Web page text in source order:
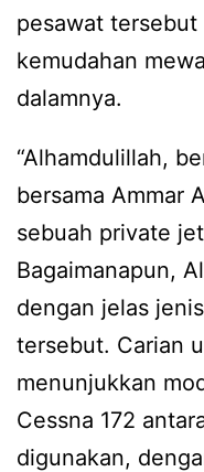
pesawat tersebut
kemudahan
dalamnya.
“Alhamdulillah,
bersama Ammar
sebuah private
Bagaimanapun,
dengan jelas
tersebut. Carian
menunjukkan
Cessna 172
digunakan,